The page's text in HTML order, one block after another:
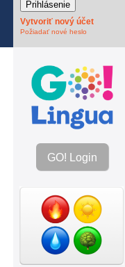
Vytvoriť nový účet
Požiadať nové heslo
GO! Login